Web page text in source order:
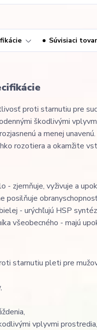
Súvisiaci tovar
proti starnutiu pre
škodlivými
a menej
rozotiera a okamžite
- zjemňuje, vyživuje a
posilňuje
- urýchľujú HSP
všeobecného - majú
starnutiu pleti pre
vplyvmi prostredia,